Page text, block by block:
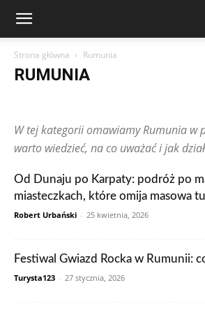
Strona główna Rumunia
RUMUNIA
Francja
Grecja Gwatemala Hiszpania
Indie
Indonezja Irlandia Japonia
Malezja
Niemcy
Norwegia Nowa Zelandia
Publikacje czytelników
Rosja RPA
Stany Zjednoczone
Szwajcaria Szwecja
Turcja
Ukraina Węgry Wielka Brytania
W tej kategorii omawiamy Rumunia w
warto wiedzieć, na co uważać i jak
Od Dunaju po Karpaty: podróż po
miasteczkach, które omija masowa
Robert Urbański - 25 kwietnia, 2026
Festiwal Gwiazd Rocka w Rumunii:
Turysta123 - 27 stycznia, 2026